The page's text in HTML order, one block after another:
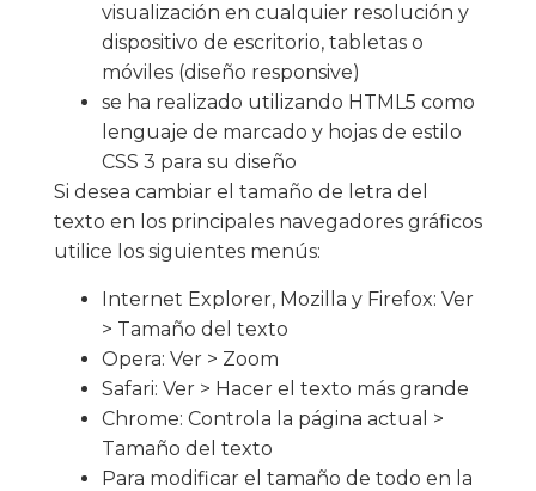
visualización en cualquier resolución y
dispositivo de escritorio, tabletas o
móviles (diseño responsive)
se ha realizado utilizando HTML5 como
lenguaje de marcado y hojas de estilo
CSS 3 para su diseño
Si desea cambiar el tamaño de letra del
texto en los principales navegadores gráficos
utilice los siguientes menús:
Internet Explorer, Mozilla y Firefox: Ver
> Tamaño del texto
Opera: Ver > Zoom
Safari: Ver > Hacer el texto más grande
Chrome: Controla la página actual >
Tamaño del texto
Para modificar el tamaño de todo en la